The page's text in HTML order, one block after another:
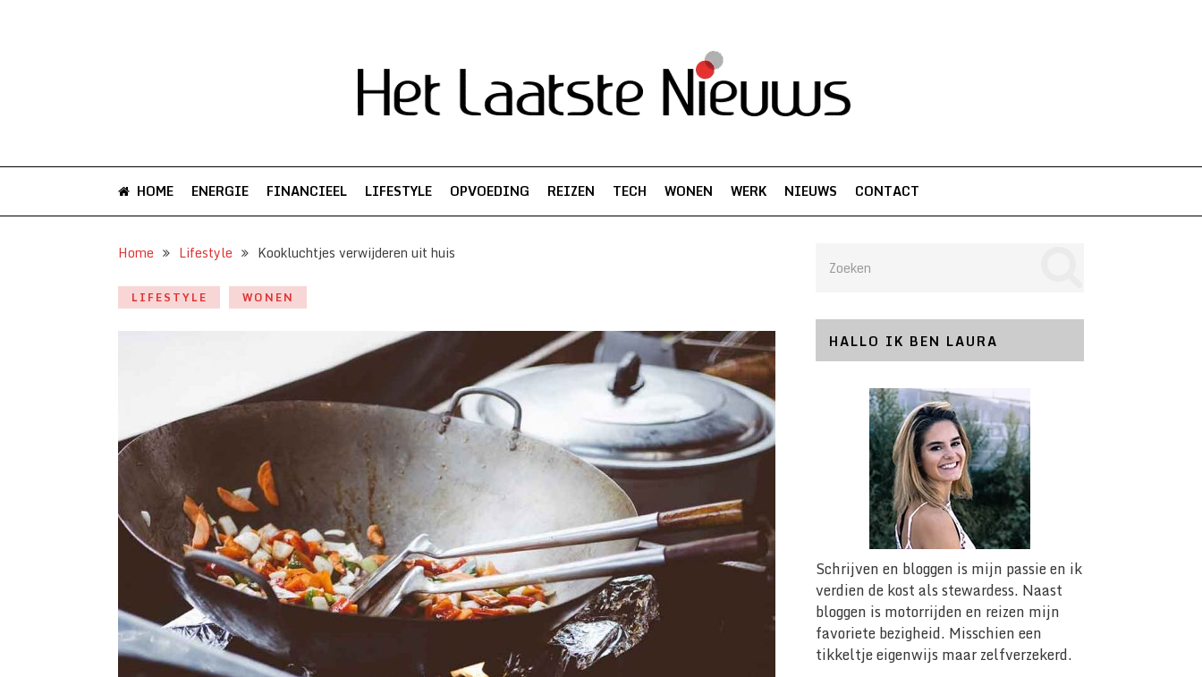
HOME ENERGIE FINANCIEEL LIFESTYLE OPVOEDING REIZEN TECH WONEN WERK NIEUWS CONTACT
Home Lifestyle Kookluchtjes verwijderen uit huis
LIFESTYLE WONEN
HALLO IK BEN LAURA
Schrijven en bloggen is mijn passie en ik
verdien de kost als stewardess. Naast
bloggen is motorrijden en reizen mijn
favoriete bezigheid. Misschien een
tikkeltje eigenwijs maar zelfverzekerd.